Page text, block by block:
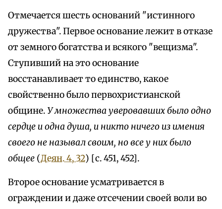
Отмечается шесть оснований "истинного
дружества". Первое основание лежит в отказе
от земного богатства и всякого "вещизма".
Ступивший на это основание
восстанавливает то единство, какое
свойственно было первохристианской
общине. У множества уверовавших было одно
сердце и одна душа, и никто ничего из имения
своего не называл своим, но все у них было
общее (Деян. 4, 32) [с. 451, 452].
Второе основание усматривается в
ограждении и даже отсечении своей воли во